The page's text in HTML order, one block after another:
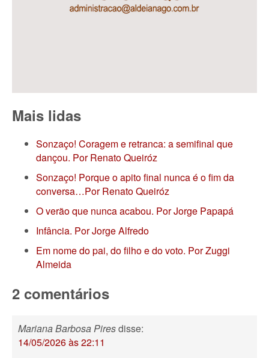
Mais lidas
Sonzaço! Coragem e retranca: a semifinal que
dançou. Por Renato Queiróz
Sonzaço! Porque o apito final nunca é o fim da
conversa…Por Renato Queiróz
O verão que nunca acabou. Por Jorge Papapá
Infância. Por Jorge Alfredo
Em nome do pai, do filho e do voto. Por Zuggi
Almeida
2 comentários
Mariana Barbosa Piresdisse:
14/05/2026 às 22:11